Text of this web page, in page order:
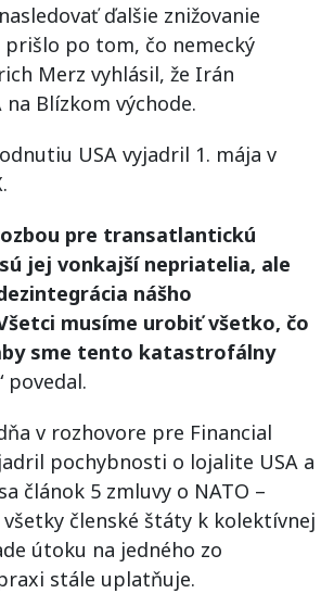
ďalšie znižovanie
prišlo po tom, čo nemecký
Merz vyhlásil, že Irán
na Blízkom východe.
USA vyjadril 1. mája v
pre transatlantickú
jej vonkajší nepriatelia, ale
nášho
musíme urobiť všetko, čo
sme tento katastrofálny
povedal.
v rozhovore pre Financial
pochybnosti o lojalite USA a
článok 5 zmluvy o NATO –
členské štáty k kolektívnej
útoku na jedného zo
stále uplatňuje.